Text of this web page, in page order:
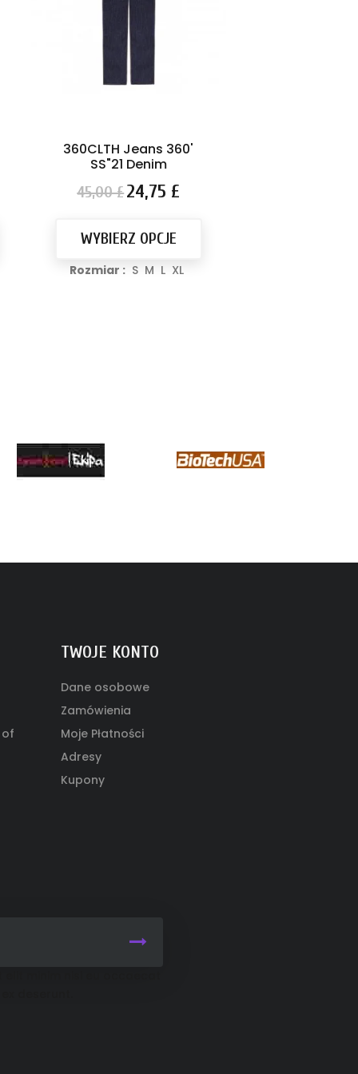
360CLTH Jeans 360'
SS"21 Denim
Cena
45,00 £ Cena
24,75 £
WYBIERZ OPCJE
Rozmiar : S M L XL
TWOJE KONTO
Dane osobowe
Zamówienia
Moje Płatności
Adresy
Kupony